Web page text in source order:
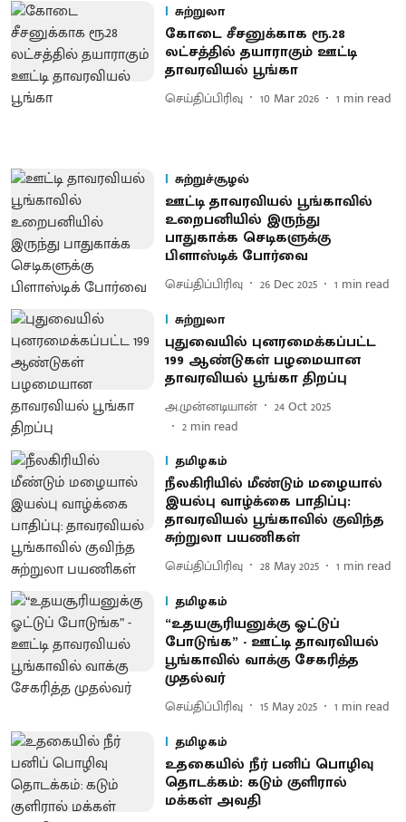
சுற்றுலா
கோடை சீசனுக்காக ரூ.28
லட்சத்தில் தயாராகும் ஊட்டி
தாவரவியல் பூங்கா
செய்திப்பிரிவு 10 Mar 2026 1 min read
சுற்றுச்சூழல்
ஊட்டி தாவரவியல் பூங்காவில்
உறைபனியில் இருந்து
பாதுகாக்க செடிகளுக்கு
பிளாஸ்டிக் போர்வை
செய்திப்பிரிவு 26 Dec 2025 1 min read
சுற்றுலா
புதுவையில் புனரமைக்கப்பட்ட
199 ஆண்டுகள் பழமையான
தாவரவியல் பூங்கா திறப்பு
அ.முன்னடியான்
24 Oct 2025
2 min read
தமிழகம்
நீலகிரியில் மீண்டும் மழையால்
இயல்பு வாழ்க்கை பாதிப்பு:
தாவரவியல் பூங்காவில் குவிந்த
சுற்றுலா பயணிகள்
செய்திப்பிரிவு 28 May 2025 1 min read
தமிழகம்
“உதயசூரியனுக்கு ஓட்டுப்
போடுங்க” - ஊட்டி தாவரவியல்
பூங்காவில் வாக்கு சேகரித்​த
முதல்வர்
செய்திப்பிரிவு 15 May 2025 1 min read
தமிழகம்
உதகையில் நீர் பனிப் பொழிவு
தொடக்கம்: கடும் குளிரால்
மக்கள் அவதி